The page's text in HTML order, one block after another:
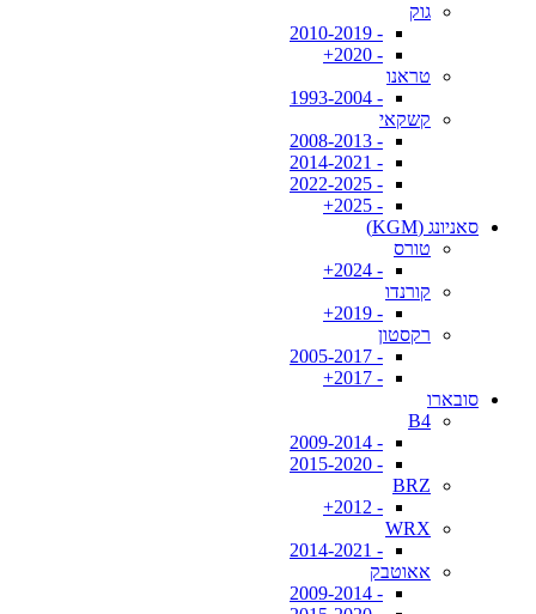
גוק
- 2010-2019
- 2020+
טראנו
- 1993-2004
קשקאי
- 2008-2013
- 2014-2021
- 2022-2025
- 2025+
סאניונג (KGM)
טורס
- 2024+
קורנדו
- 2019+
רקסטון
- 2005-2017
- 2017+
סובארו
B4
- 2009-2014
- 2015-2020
BRZ
- 2012+
WRX
- 2014-2021
אאוטבק
- 2009-2014